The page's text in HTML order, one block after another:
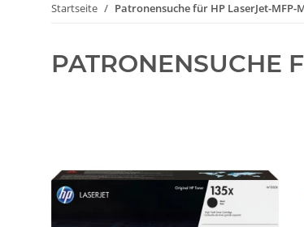
Startseite Patronensuche für HP LaserJet-MFP-
PATRONENSUCHE